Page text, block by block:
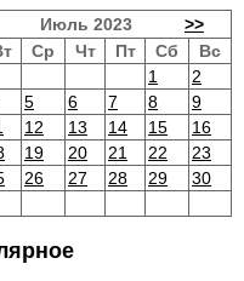
Июль 2023
>>
Ср Чт Пт Сб
Вс
1
2
5 6 7 8
9
12 13 14 15
16
19 20 21 22
23
26 27 28 29
30